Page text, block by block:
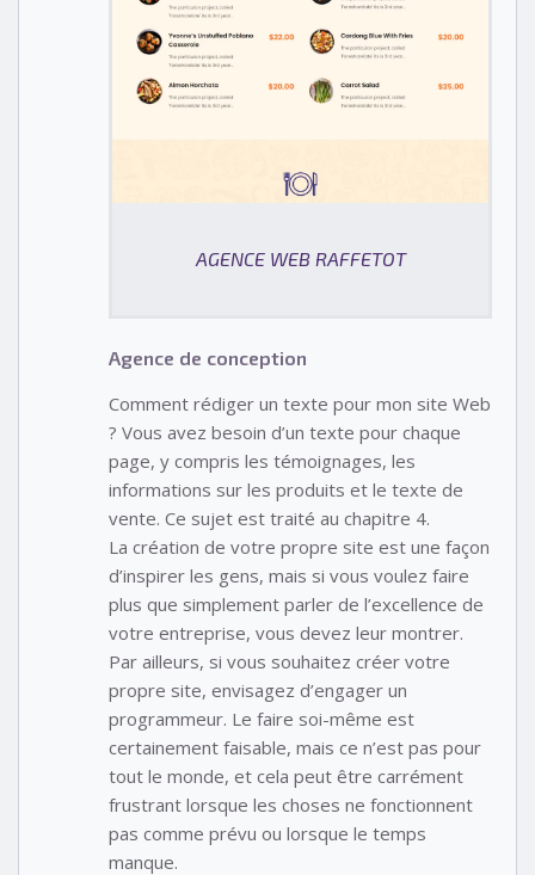
AGENCE WEB RAFFETOT
Agence de conception
Comment rédiger un texte pour mon site Web
? Vous avez besoin d’un texte pour chaque
page, y compris les témoignages, les
informations sur les produits et le texte de
vente. Ce sujet est traité au chapitre 4.
La création de votre propre site est une façon
d’inspirer les gens, mais si vous voulez faire
plus que simplement parler de l’excellence de
votre entreprise, vous devez leur montrer.
Par ailleurs, si vous souhaitez créer votre
propre site, envisagez d’engager un
programmeur. Le faire soi-même est
certainement faisable, mais ce n’est pas pour
tout le monde, et cela peut être carrément
frustrant lorsque les choses ne fonctionnent
pas comme prévu ou lorsque le temps
manque.